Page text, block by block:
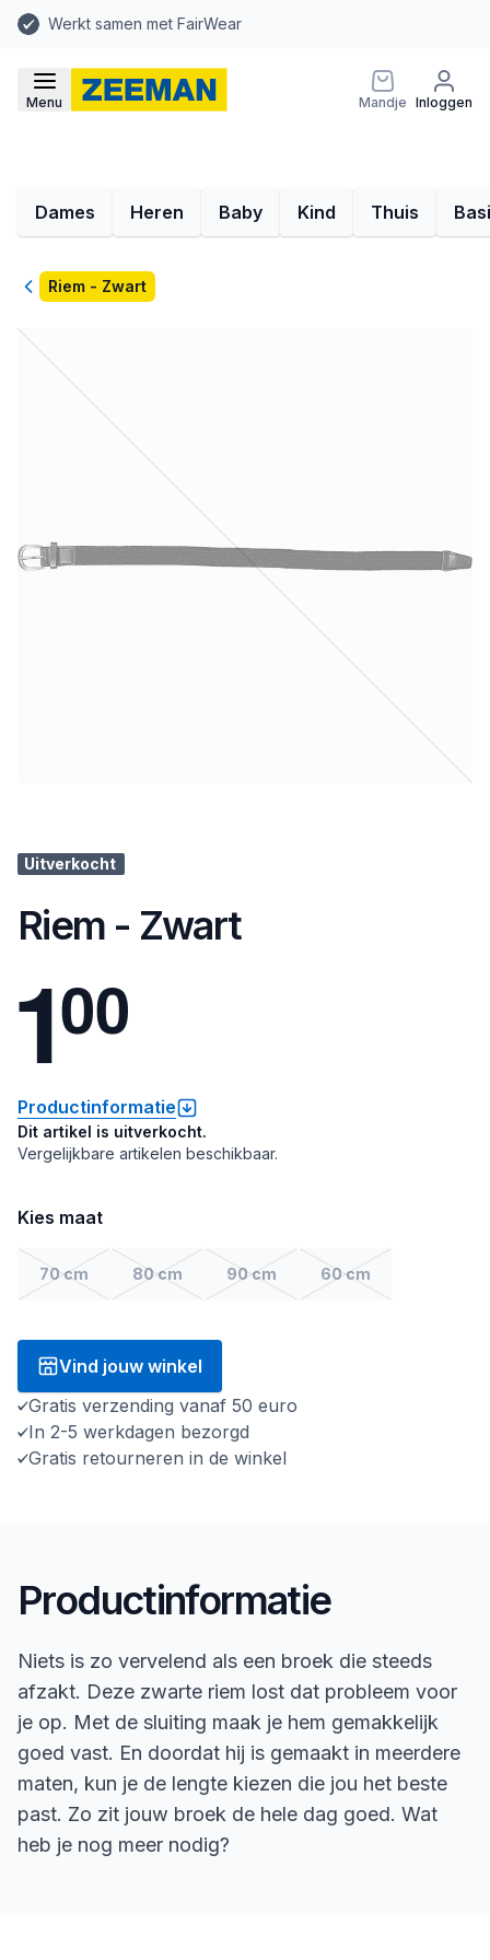
Werkt samen met FairWear
Menu Mandje Inloggen
Dames Heren Baby Kind Thuis
TerugRiem - Zwart
Uitverkocht
Riem - Zwart
100
Productinformatie
Dit artikel is uitverkocht.
Vergelijkbare artikelen beschikbaar.
Kies maat
70 cm 80 cm 90 cm 60 cm
Vind jouw winkel
Gratis verzending vanaf 50 euro
In 2-5 werkdagen bezorgd
Gratis retourneren in de winkel
Productinformatie
Niets is zo vervelend als een broek die steeds
afzakt. Deze zwarte riem lost dat probleem voor
je op. Met de sluiting maak je hem gemakkelijk
goed vast. En doordat hij is gemaakt in meerdere
maten, kun je de lengte kiezen die jou het beste
past. Zo zit jouw broek de hele dag goed. Wat
heb je nog meer nodig?